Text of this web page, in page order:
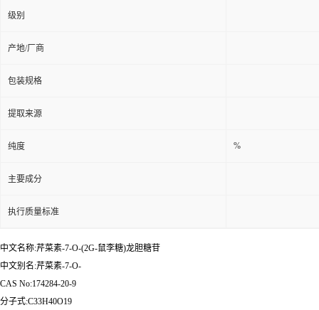
级别
产地/厂商
包装规格
提取来源
纯度 %
主要成分
执行质量标准
中文名称:芹菜素-7-O-(2G-鼠李糖)龙胆糖苷
中文别名:芹菜素-7-O-
CAS No:174284-20-9
分子式:C33H40O19